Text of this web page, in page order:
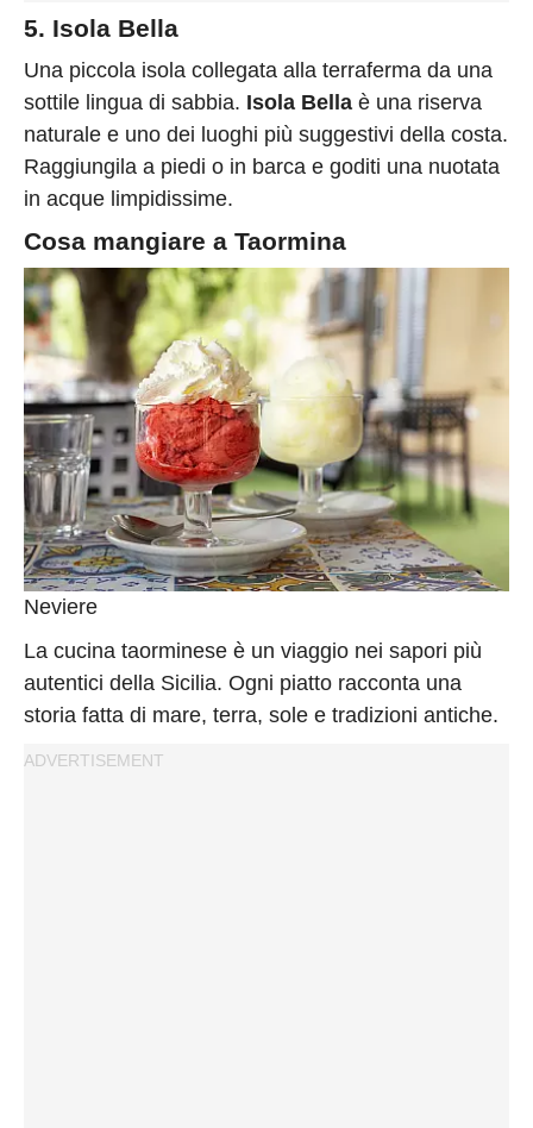
5. Isola Bella
Una piccola isola collegata alla terraferma da una
sottile lingua di sabbia. Isola Bella è una riserva
naturale e uno dei luoghi più suggestivi della costa.
Raggiungila a piedi o in barca e goditi una nuotata
in acque limpidissime.
Cosa mangiare a Taormina
Neviere
La cucina taorminese è un viaggio nei sapori più
autentici della Sicilia. Ogni piatto racconta una
storia fatta di mare, terra, sole e tradizioni antiche.